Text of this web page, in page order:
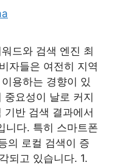
드와 검색 엔진 최
자들은 여전히 지역
용하는 경향이 있
중요성이 날로 커지
기반 검색 결과에서
니다. 특히 스마트폰
의 로컬 검색이 증
되고 있습니다. 1.